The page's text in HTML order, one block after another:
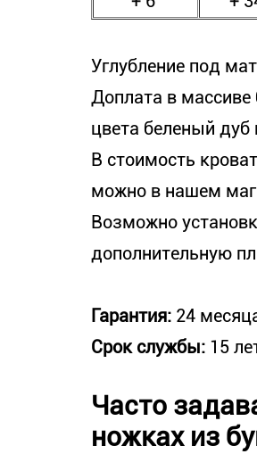
Углубление под
Доплата в массиве
цвета беленый дуб
В стоимость
можно в нашем
Возможно
дополнительную
Гарантия: 24
Срок службы: 15
Часто
ножках из